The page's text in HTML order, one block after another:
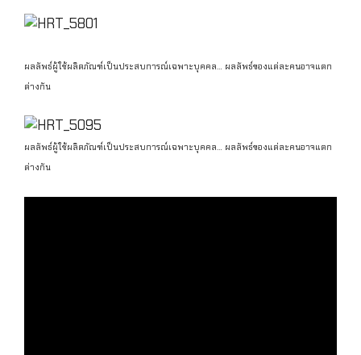
ผลลัพธ์ผู้ใช้ผลิตภัณฑ์เป็นประสบการณ์เฉพาะบุคคล… ผลลัพธ์ของแต่ละคนอาจแตก
ต่างกัน
ผลลัพธ์ผู้ใช้ผลิตภัณฑ์เป็นประสบการณ์เฉพาะบุคคล… ผลลัพธ์ของแต่ละคนอาจแตก
ต่างกัน